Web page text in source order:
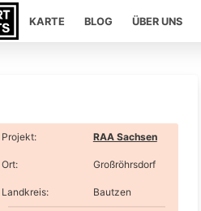
KARTE BLOG ÜBER UNS
Projekt: RAA Sachsen
Ort: Großröhrsdorf
Landkreis: Bautzen